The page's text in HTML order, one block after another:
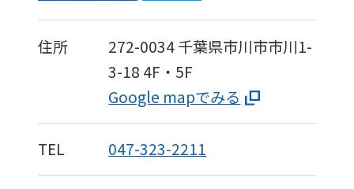
住所 272-0034千葉県市川市市川1-
3-18 4F・5F
Google mapでみる
TEL 047-323-2211